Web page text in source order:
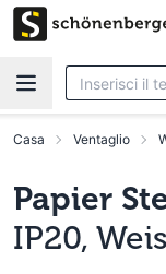
Vai al contenuto
Casa Ventaglio
Papier
IP20,